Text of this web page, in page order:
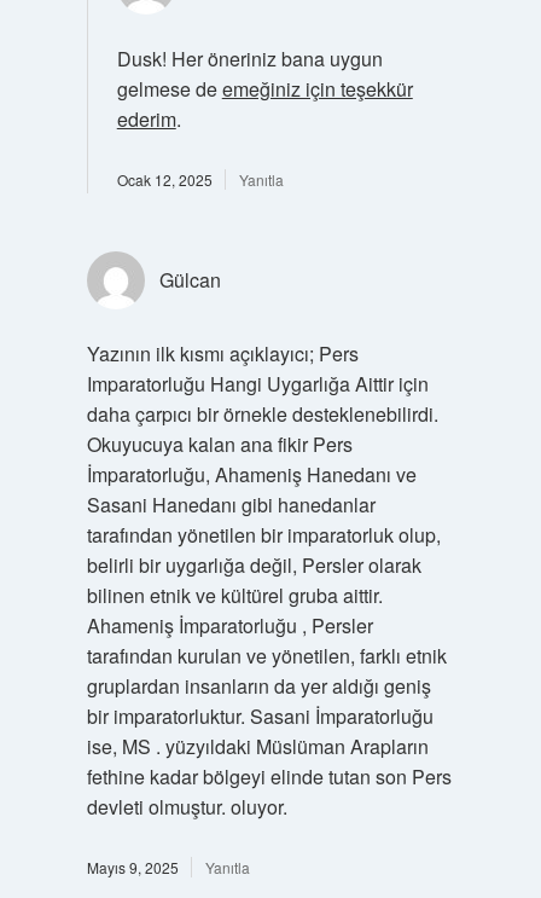
Dusk! Her öneriniz bana uygun
gelmese deemeğiniz için teşekkür
ederim.
Ocak 12, 2025 Yanıtla
Gülcan
Yazının ilk kısmı açıklayıcı; Pers
Imparatorluğu Hangi Uygarlığa Aittir için
daha çarpıcı bir örnekle desteklenebilirdi.
Okuyucuya kalan ana fikir Pers
İmparatorluğu, Ahameniş Hanedanı ve
Sasani Hanedanı gibi hanedanlar
tarafından yönetilen bir imparatorluk olup,
belirli bir uygarlığa değil, Persler olarak
bilinen etnik ve kültürel gruba aittir.
Ahameniş İmparatorluğu , Persler
tarafından kurulan ve yönetilen, farklı etnik
gruplardan insanların da yer aldığı geniş
bir imparatorluktur. Sasani İmparatorluğu
ise, MS . yüzyıldaki Müslüman Arapların
fethine kadar bölgeyi elinde tutan son Pers
devleti olmuştur. oluyor.
Mayıs 9, 2025 Yanıtla